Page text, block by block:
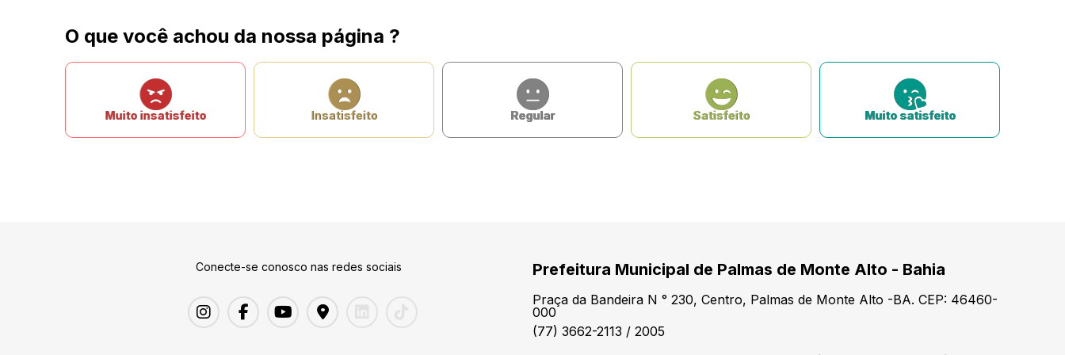
O que você achou da nossa página ?
Muito insatisfeito Insatisfeito Regular Satisfeito Muito satisfeito
Conecte-se conosco nas redes sociais Prefeitura Municipal de Palmas de Monte Alto - Bahia
Praça da Bandeira N ° 230, Centro, Palmas de Monte Alto -BA. CEP: 46460-
000
(77) 3662-2113 / 2005